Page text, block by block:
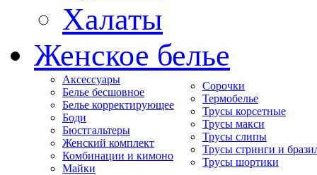
Халаты
Женское белье
Аксессуары
Белье бесшовное
Белье корректирующее
Боди
Бюстгальтеры
Женский комплект
Комбинации и кимоно
Майки
Сорочки
Термобелье
Трусы корсетные
Трусы макси
Трусы слипы
Трусы стринги и
Трусы шортики